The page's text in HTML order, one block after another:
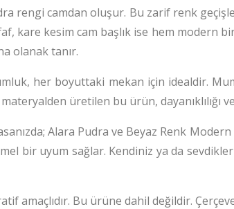
rengi camdan oluşur. Bu zarif renk
kare kesim cam başlık ise hem
olanak tanır.
her boyuttaki mekan için idealdir.
üretilen bu ürün, dayanıklılığı
Alara Pudra ve Beyaz Renk
bir uyum sağlar. Kendiniz ya da
amaçlıdır. Bu ürüne dahil değildir.